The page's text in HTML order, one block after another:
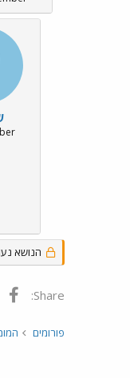
הנושא
Share:
פורומים